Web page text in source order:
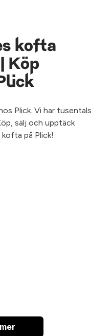
kofta
Köp
Plick. Vi har tusentals
sälj och upptäck
på Plick!